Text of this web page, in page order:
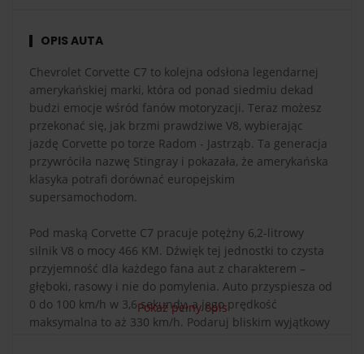
OPIS AUTA
Chevrolet Corvette C7 to kolejna odsłona legendarnej
amerykańskiej marki, która od ponad siedmiu dekad
budzi emocje wśród fanów motoryzacji. Teraz możesz
przekonać się, jak brzmi prawdziwe V8, wybierając
jazdę Corvette po torze Radom - Jastrząb. Ta generacja
przywróciła nazwę Stingray i pokazała, że amerykańska
klasyka potrafi dorównać europejskim
supersamochodom.
Pod maską Corvette C7 pracuje potężny 6,2-litrowy
silnik V8 o mocy 466 KM. Dźwięk tej jednostki to czysta
przyjemność dla każdego fana aut z charakterem –
głęboki, rasowy i nie do pomylenia. Auto przyspiesza od
0 do 100 km/h w 3,6 sekundy, a jego prędkość
maksymalna to aż 330 km/h. Podaruj bliskim wyjątkowy
Pokaż pełny opis